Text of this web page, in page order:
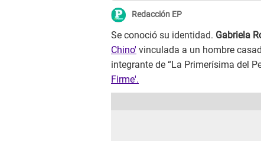
Redacción EP
Se conoció su identidad. Gabriela
Chino' vinculada a un hombre
integrante de “La Primerísima del
Firme'.